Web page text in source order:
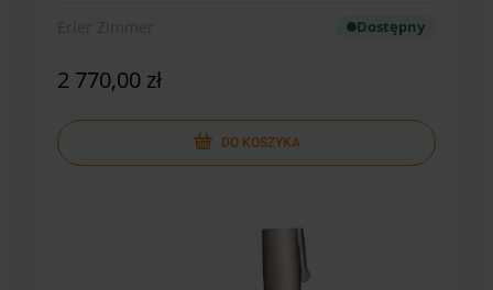
Dostępny
2 770,00 zł
DO KOSZYKA